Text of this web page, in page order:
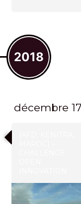
2018
décembre 17